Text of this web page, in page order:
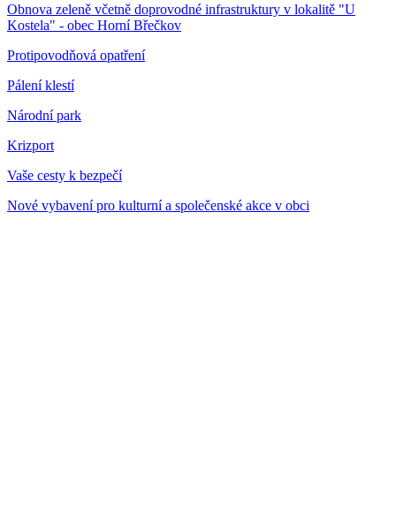
Obnova zeleně včetně doprovodné infrastruktury v lokalitě "U
Kostela" - obec Horní Břečkov
Protipovodňová opatření
Pálení klestí
Národní park
Krizport
Vaše cesty k bezpečí
Nové vybavení pro kulturní a společenské akce v obci